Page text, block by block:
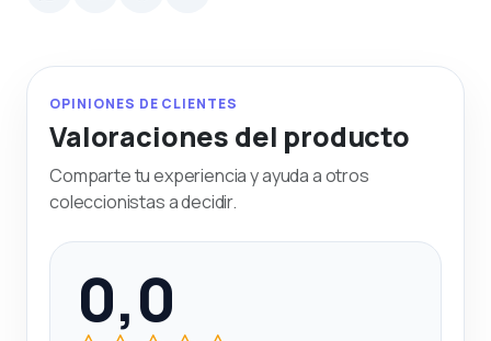
OPINIONES DE CLIENTES
Valoraciones del producto
Comparte tu experiencia y ayuda a otros
coleccionistas a decidir.
0,0